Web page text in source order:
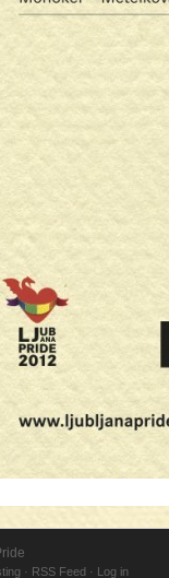
· RSS Feed · Log in